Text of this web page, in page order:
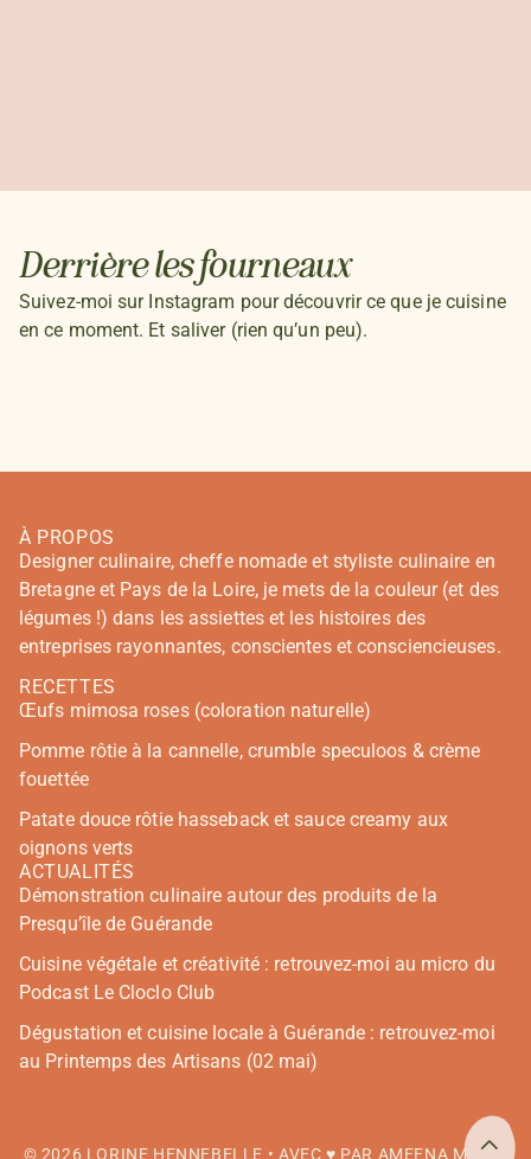
Derrière les fourneaux
Suivez-moi sur Instagram pour découvrir ce que je cuisine
en ce moment. Et saliver (rien qu’un peu).
À PROPOS
Designer culinaire, cheffe nomade et styliste culinaire en
Bretagne et Pays de la Loire, je mets de la couleur (et des
légumes !) dans les assiettes et les histoires des
entreprises rayonnantes, conscientes et consciencieuses.
RECETTES
Œufs mimosa roses (coloration naturelle)
Pomme rôtie à la cannelle, crumble speculoos & crème
fouettée
Patate douce rôtie hasseback et sauce creamy aux
oignons verts
ACTUALITÉS
Démonstration culinaire autour des produits de la
Presqu’île de Guérande
Cuisine végétale et créativité : retrouvez-moi au micro du
Podcast Le Cloclo Club
Dégustation et cuisine locale à Guérande : retrouvez-moi
au Printemps des Artisans (02 mai)
© 2026 LORINE HENNEBELLE • AVEC ♥ PAR AMEENA MIAH•